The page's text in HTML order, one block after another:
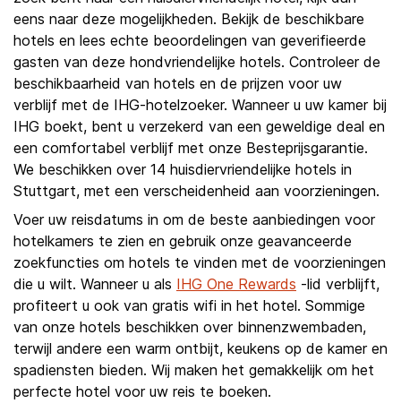
eens naar deze mogelijkheden. Bekijk de beschikbare
hotels en lees echte beoordelingen van geverifieerde
gasten van deze hondvriendelijke hotels. Controleer de
beschikbaarheid van hotels en de prijzen voor uw
verblijf met de IHG-hotelzoeker. Wanneer u uw kamer bij
IHG boekt, bent u verzekerd van een geweldige deal en
een comfortabel verblijf met onze Besteprijsgarantie.
We beschikken over 14 huisdiervriendelijke hotels in
Stuttgart, met een verscheidenheid aan voorzieningen.
Voer uw reisdatums in om de beste aanbiedingen voor
hotelkamers te zien en gebruik onze geavanceerde
zoekfuncties om hotels te vinden met de voorzieningen
die u wilt. Wanneer u als IHG One Rewards -lid verblijft,
profiteert u ook van gratis wifi in het hotel. Sommige
van onze hotels beschikken over binnenzwembaden,
terwijl andere een warm ontbijt, keukens op de kamer en
spadiensten bieden. Wij maken het gemakkelijk om het
perfecte hotel voor uw reis te boeken.